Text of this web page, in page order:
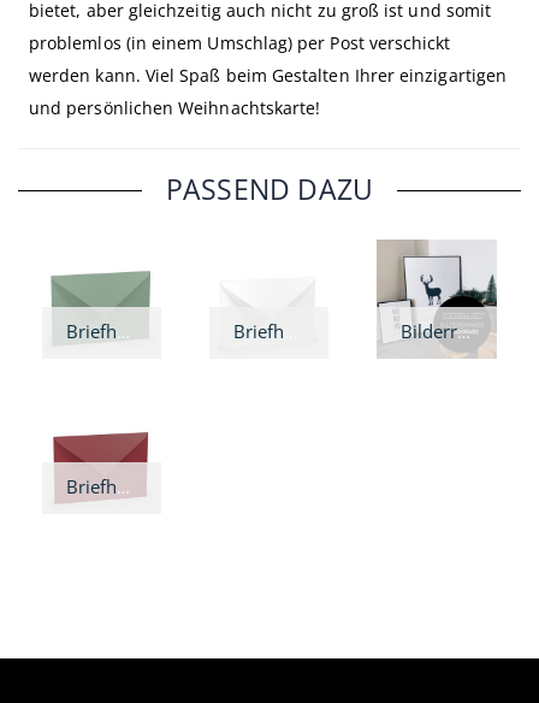
bietet, aber gleichzeitig auch nicht zu groß ist und somit
problemlos (in einem Umschlag) per Post verschickt
werden kann. Viel Spaß beim Gestalten Ihrer einzigartigen
und persönlichen Weihnachtskarte!
PASSEND DAZU
Briefhülle Eukalyptus Bilderrahmen schwarz
Briefhülle Rosso